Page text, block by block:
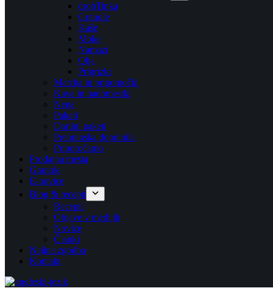
drobTinka
Granole
Kaše
Moke
Namazi
Olja
Prigrizki
Matcha in pripomočki
Kava in nadomestki
Nega
Paketi
Darilni paketi
Prehranska dopolnila
Priporočamo
Prodajna mesta
Granole
E-novice
Blog & recepti
Recepti
Objave v medijih
Novice
Članki
Najina zgodba
Kontakt